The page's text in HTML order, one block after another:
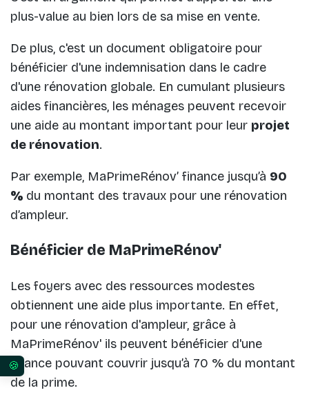
plus-value au bien lors de sa mise en vente.
De plus, c'est un document obligatoire pour
bénéficier d'une indemnisation dans le cadre
d'une rénovation globale. En cumulant plusieurs
aides financières, les ménages peuvent recevoir
une aide au montant important pour leur projet
de rénovation.
Par exemple, MaPrimeRénov’ finance jusqu’à 90
% du montant des travaux pour une rénovation
d’ampleur.
Bénéficier de MaPrimeRénov'
Les foyers avec des ressources modestes
obtiennent une aide plus importante. En effet,
pour une rénovation d'ampleur, grâce à
MaPrimeRénov' ils peuvent bénéficier d'une
avance pouvant couvrir jusqu’à 70 % du montant
de la prime.